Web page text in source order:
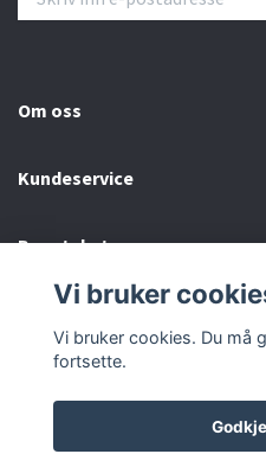
Om oss
Kundeservice
Bunntekstmeny
Sosiale medier
Vi bruker
Vi bruker cookies. Du må
fortsette.